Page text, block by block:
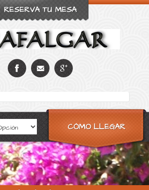
RESERVA TU MESA
CÓMO LLEGAR